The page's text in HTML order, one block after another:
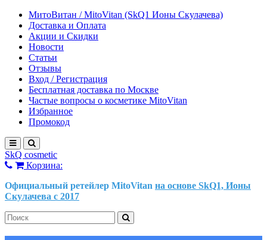
МитоВитан / MitoVitan (SkQ1 Ионы Скулачева)
Доставка и Оплата
Акции и Скидки
Новости
Статьи
Отзывы
Вход / Регистрация
Бесплатная доставка по Москве
Частые вопросы о косметике MitoVitan
Избранное
Промокод
SkQ cosmetic
Корзина:
Официальный ретейлер MitoVitan на основе SkQ1, Ионы
Скулачева c 2017